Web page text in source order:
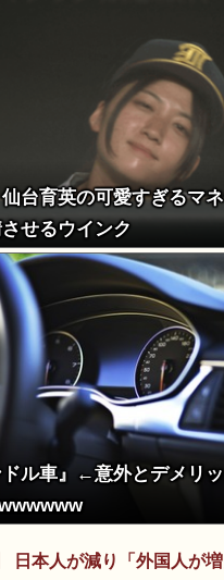
台育英の可愛すぎるマ
せるウインク
ドル車』←意外とデメリ
日本人が減り「外国人が